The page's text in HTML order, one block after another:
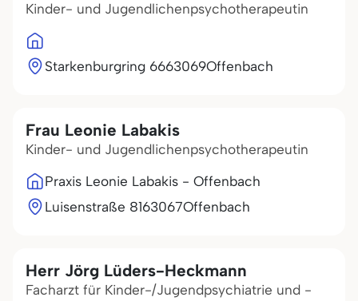
Kinder- und Jugendlichenpsychotherapeutin
Starkenburgring 6663069Offenbach
Frau Leonie Labakis
Kinder- und Jugendlichenpsychotherapeutin
Praxis Leonie Labakis - Offenbach
Luisenstraße 8163067Offenbach
Herr Jörg Lüders-Heckmann
Facharzt für Kinder-/Jugendpsychiatrie und -